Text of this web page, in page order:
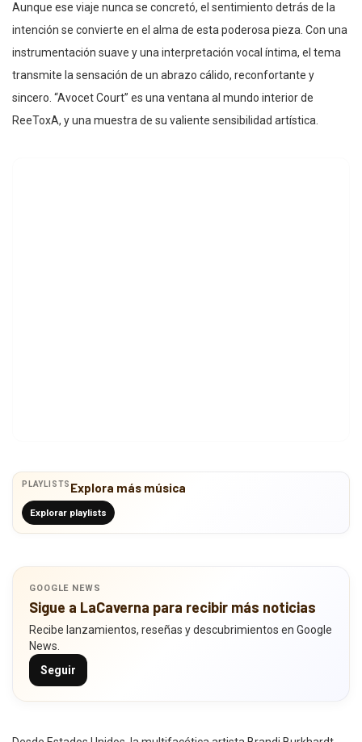
Aunque ese viaje nunca se concretó, el sentimiento detrás de la
intención se convierte en el alma de esta poderosa pieza. Con una
instrumentación suave y una interpretación vocal íntima, el tema
transmite la sensación de un abrazo cálido, reconfortante y
sincero. “Avocet Court” es una ventana al mundo interior de
ReeToxA, y una muestra de su valiente sensibilidad artística.
PLAYLISTS Explora más música
Explorar playlists
GOOGLE NEWS
Sigue a LaCaverna para recibir más noticias
Recibe lanzamientos, reseñas y descubrimientos en Google
News.
Seguir